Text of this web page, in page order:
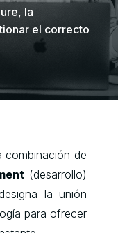
la
el correcto
combinación de
(desarrollo)
la unión
para ofrecer